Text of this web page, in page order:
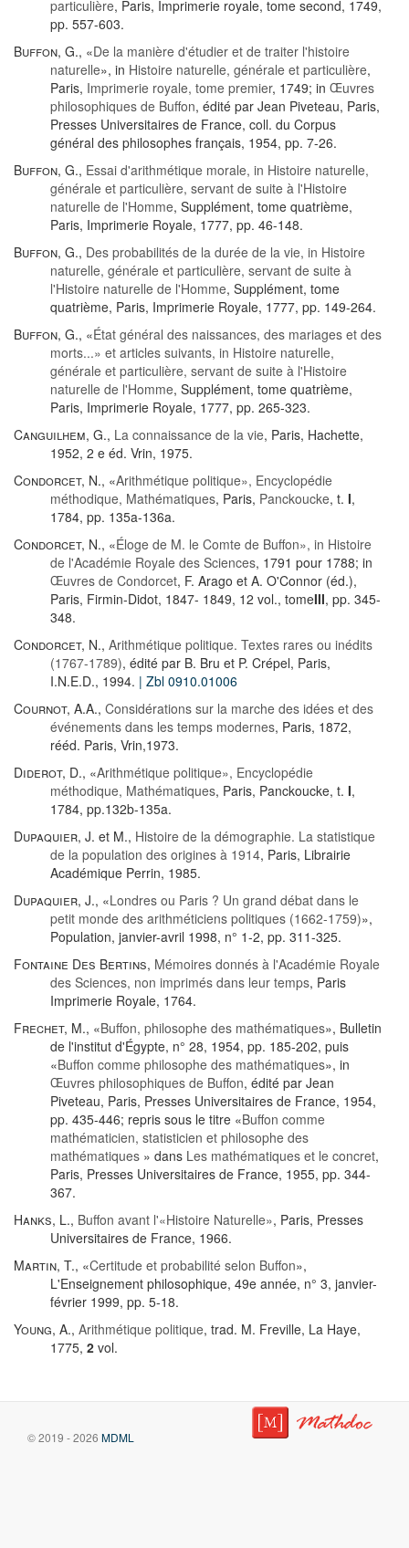
particulière, Paris, Imprimerie royale, tome second, 1749,
pp. 557-603.
Buffon, G., «De la manière d'étudier et de traiter l'histoire
naturelle», in Histoire naturelle, générale et particulière,
Paris, Imprimerie royale, tome premier, 1749; in Œuvres
philosophiques de Buffon, édité par Jean Piveteau, Paris,
Presses Universitaires de France, coll. du Corpus
général des philosophes français, 1954, pp. 7-26.
Buffon, G., Essai d'arithmétique morale, in Histoire naturelle,
générale et particulière, servant de suite à l'Histoire
naturelle de l'Homme, Supplément, tome quatrième,
Paris, Imprimerie Royale, 1777, pp. 46-148.
Buffon, G., Des probabilités de la durée de la vie, in Histoire
naturelle, générale et particulière, servant de suite à
l'Histoire naturelle de l'Homme, Supplément, tome
quatrième, Paris, Imprimerie Royale, 1777, pp. 149-264.
Buffon, G., «État général des naissances, des mariages et des
morts...» et articles suivants, in Histoire naturelle,
générale et particulière, servant de suite à l'Histoire
naturelle de l'Homme, Supplément, tome quatrième,
Paris, Imprimerie Royale, 1777, pp. 265-323.
Canguilhem, G., La connaissance de la vie, Paris, Hachette,
1952, 2 e éd. Vrin, 1975.
Condorcet, N., «Arithmétique politique», Encyclopédie
méthodique, Mathématiques, Paris, Panckoucke, t. I,
1784, pp. 135a-136a.
Condorcet, N., «Éloge de M. le Comte de Buffon», in Histoire
de l'Académie Royale des Sciences, 1791 pour 1788; in
Œuvres de Condorcet, F. Arago et A. O'Connor (éd.),
Paris, Firmin-Didot, 1847- 1849, 12 vol., tomeIII, pp. 345-
348.
Condorcet, N., Arithmétique politique. Textes rares ou inédits
(1767-1789), édité par B. Bru et P. Crépel, Paris,
I.N.E.D., 1994. | Zbl 0910.01006
Cournot, A.A., Considérations sur la marche des idées et des
événements dans les temps modernes, Paris, 1872,
rééd. Paris, Vrin,1973.
Diderot, D., «Arithmétique politique», Encyclopédie
méthodique, Mathématiques, Paris, Panckoucke, t. I,
1784, pp.132b-135a.
Dupaquier, J. et M., Histoire de la démographie. La statistique
de la population des origines à 1914, Paris, Librairie
Académique Perrin, 1985.
Dupaquier, J., «Londres ou Paris ? Un grand débat dans le
petit monde des arithméticiens politiques (1662-1759)»,
Population, janvier-avril 1998, n° 1-2, pp. 311-325.
Fontaine Des Bertins, Mémoires donnés à l'Académie Royale
des Sciences, non imprimés dans leur temps, Paris
Imprimerie Royale, 1764.
Frechet, M., «Buffon, philosophe des mathématiques», Bulletin
de l'institut d'Égypte, n° 28, 1954, pp. 185-202, puis
«Buffon comme philosophe des mathématiques», in
Œuvres philosophiques de Buffon, édité par Jean
Piveteau, Paris, Presses Universitaires de France, 1954,
pp. 435-446; repris sous le titre «Buffon comme
mathématicien, statisticien et philosophe des
mathématiques » dans Les mathématiques et le concret,
Paris, Presses Universitaires de France, 1955, pp. 344-
367.
Hanks, L., Buffon avant l'«Histoire Naturelle», Paris, Presses
Universitaires de France, 1966.
Martin, T., «Certitude et probabilité selon Buffon»,
L'Enseignement philosophique, 49e année, n° 3, janvier-
février 1999, pp. 5-18.
Young, A., Arithmétique politique, trad. M. Freville, La Haye,
1775, 2 vol.
© 2019 - 2026 MDML